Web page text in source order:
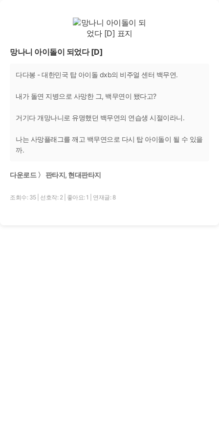
망나니 아이돌이 되었다 [D]
다다봉 - 대한민국 탑 아이돌 dxb의 비주얼 센터 백무연.
내가 돌연 지병으로 사망한 그, 백무연이 됐다고?
거기다 개망나니로 유명했던 백무연의 연습생 시절이라니.
나는 사망플래그를 깨고 백무연으로 다시 탑 아이돌이 될 수 있을
까.
다운로드 〉 판타지, 현대판타지
조회수: 35 선호작: 2 좋아요: 1 연재글: 8